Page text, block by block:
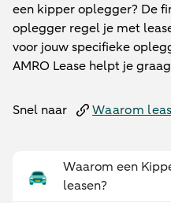
een kipper oplegger? De
oplegger regel je met
voor jouw specifieke
AMRO Lease helpt je
Snel naar Waarom
Waarom een
leasen?